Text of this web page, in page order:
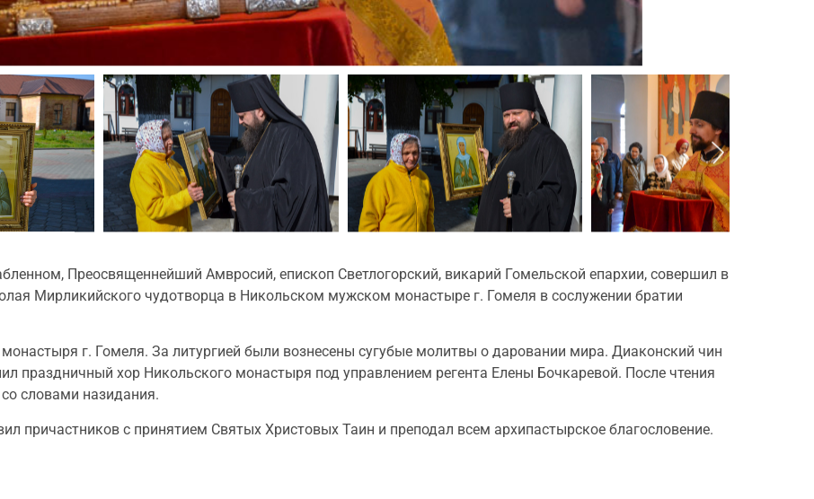
Преосвященнейший Амвросий, епископ Светлогорский, викарий Гомельской епархии, совершил в
Мирликийского чудотворца в Никольском мужском монастыре г. Гомеля в сослужении братии
г. Гомеля. За литургией были вознесены сугубые молитвы о даровании мира. Диаконский чин
праздничный хор Никольского монастыря под управлением регента Елены Бочкаревой. После чтения
словами назидания.
причастников с принятием Святых Христовых Таин и преподал всем архипастырское благословение.